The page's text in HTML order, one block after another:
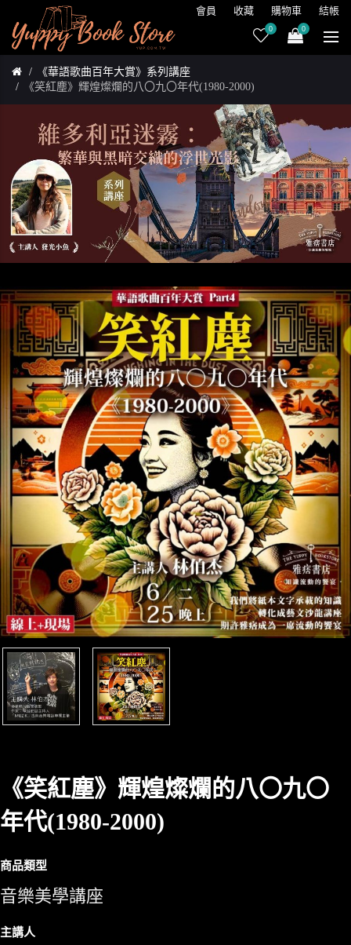
會員 收藏 購物車 結帳
0 0
《華語歌曲百年大賞》系列講座
《笑紅塵》輝煌燦爛的八〇九〇年代(1980-2000)
《笑紅塵》輝煌燦爛的八〇九〇
年代(1980-2000)
商品類型
音樂美學講座
主講人